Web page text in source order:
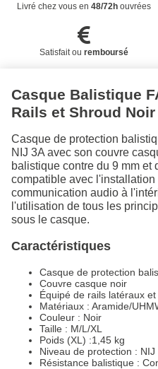
Livré chez vous en 48/72houvrées
Satisfait ou remboursé
Casque Balistique
Rails et Shroud
Casque de protection
NIJ 3A avec son couvre
balistique contre du 9 mm et
compatible avec l'installation
communication audio à
l'utilisation de tous les
sous le casque.
Caractéristiques
Casque de protection
Couvre casque noir
Équipé de rails latéraux
Matériaux : Aramide/
Couleur : Noir
Taille : M/L/XL
Poids (XL) :1,45 kg
Niveau de protection : NIJ
Résistance balistique :